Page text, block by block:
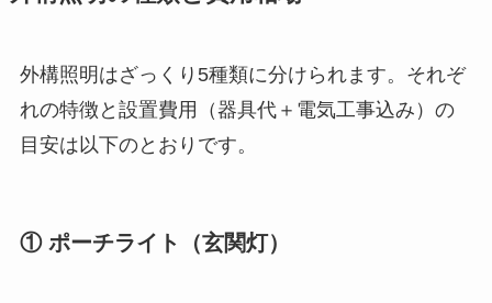
外構照明はざっくり5種類に分けられます。それぞ
れの特徴と設置費用（器具代＋電気工事込み）の
目安は以下のとおりです。
① ポーチライト（玄関灯）